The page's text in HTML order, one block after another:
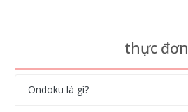
thực đơn
Ondoku là gì?